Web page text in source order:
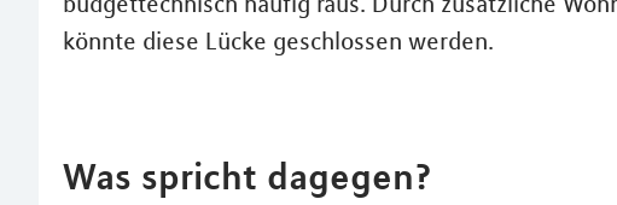
könnte diese Lücke geschlossen werden.
Was spricht dagegen?